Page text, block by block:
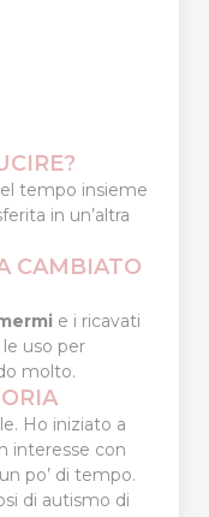
tempo insieme
in un’altra
CAMBIATO
e i ricavati
uso per
molto.
Ho iniziato a
interesse con
po’ di tempo.
di autismo di